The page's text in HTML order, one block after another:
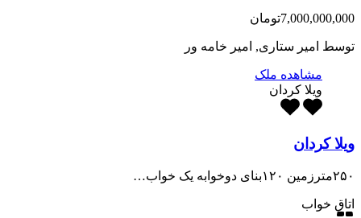
7,000,000,000تومان
توسط امیر ستاری, امیر خامه ور
مشاهده ملک
ویلا کردان
ویلا کردان
۲۵۰مترزمین ۱۲۰بنای دوخوابه یک خواب…
اتاق خواب